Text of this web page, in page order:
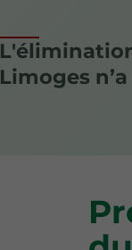
Limoges